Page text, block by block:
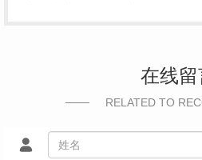
在线留
RELATED TO